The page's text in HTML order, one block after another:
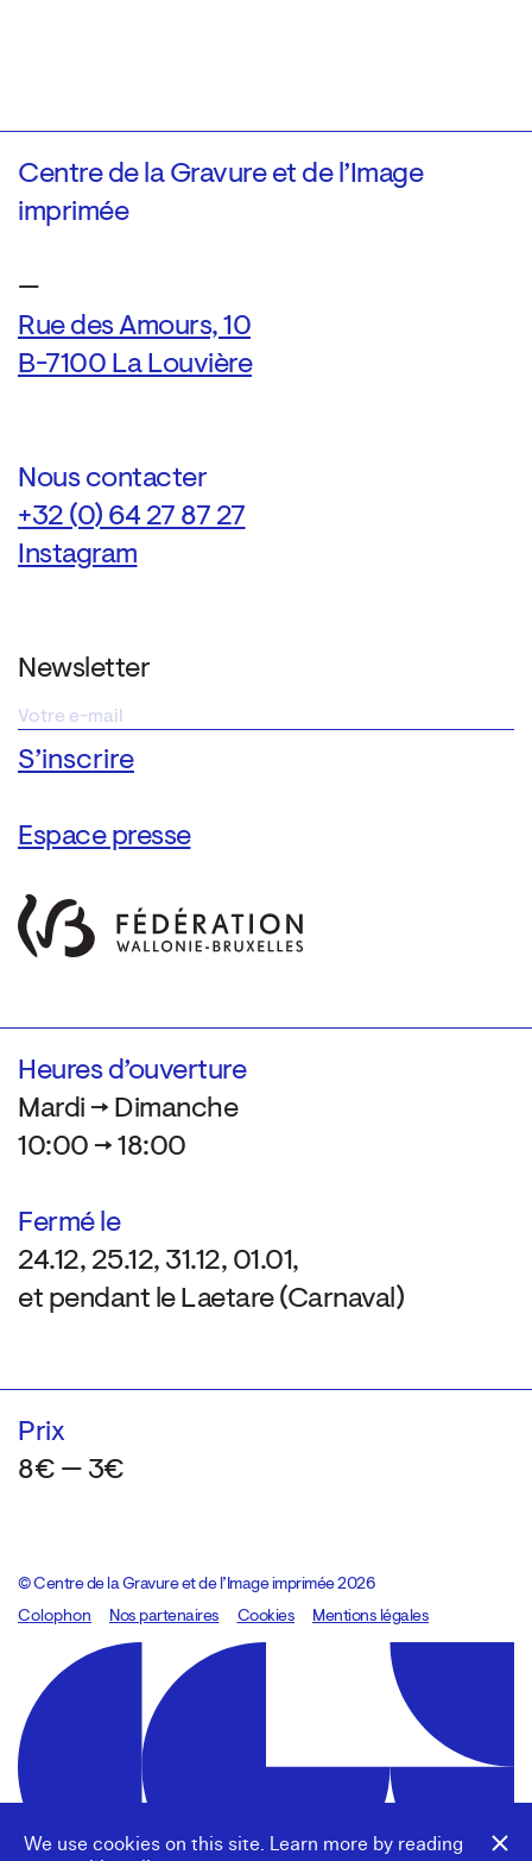
We use cookies on this site. Learn more by reading
Centre de la Gravure et de l’Image
imprimée
—
Rue des Amours, 10
B-7100 La Louvière
Nous contacter
+32 (0) 64 27 87 27
Instagram
Newsletter
Espace presse
Heures d’ouverture
Mardi → Dimanche
10:00 → 18:00
Fermé le
24.12, 25.12, 31.12, 01.01,
et pendant le Laetare (Carnaval)
Prix
8€ — 3€
© Centre de la Gravure et de l’Image imprimée 2026
Colophon
Design:Marcel Kaczmarek, code:8080.studio
Nos partenaires Cookies Mentions légales